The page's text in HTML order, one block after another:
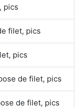
pics
filet, pics
pics
de filet, pics
de filet, pics